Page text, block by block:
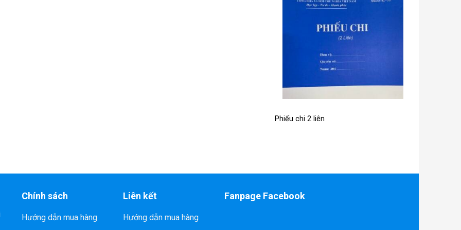
Phiếu chi 2 liên
Chính sách
Hướng dẫn mua hàng
Liên kết
Hướng dẫn mua hàng
Fanpage Facebook